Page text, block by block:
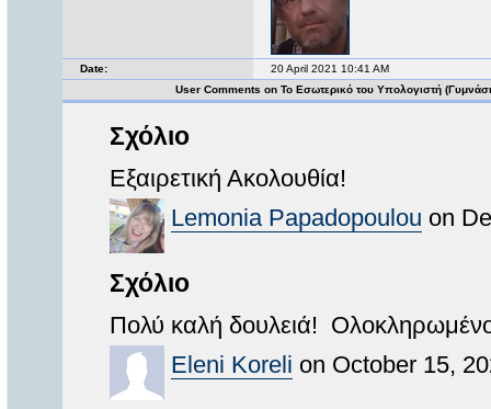
Date:
20 April 2021 10:41 AM
User Comments on Το Εσωτερικό του Υπολογιστή
Σχόλιο
Εξαιρετική Ακολουθία!
Lemonia Papadopoulou on
Σχόλιο
Πολύ καλή δουλειά!
Eleni Koreli on October 15,